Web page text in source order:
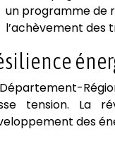
un programme de
l’achèvement des
tension. La
des